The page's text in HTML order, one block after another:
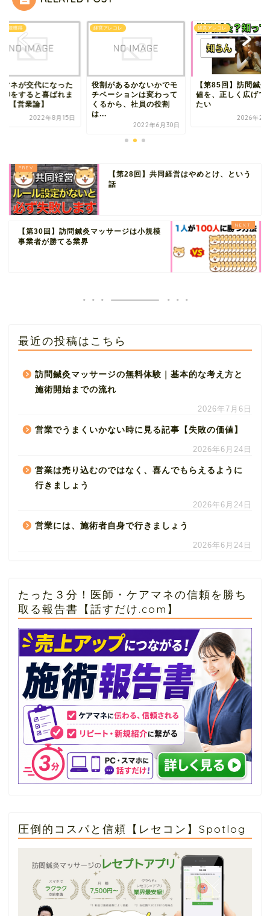
新規獲得
マネが交代になった
をすると喜ばれま
【営業論】
2022年8月15日
経営アレコレ
役割があるかないかでモ
チベーションは変わって
くるから、社員の役割
は...
2022年6月30日
経営アレコレ
【第85回】訪問鍼灸
値を、正しく広げて
たい
2026年2
【第28回】共同経営はやめとけ、という
話
【第30回】訪問鍼灸マッサージは小規模
事業者が勝てる業界
最近の投稿はこちら
訪問鍼灸マッサージの無料体験｜基本的な考え方と
施術開始までの流れ
2026年7月6日
営業でうまくいかない時に見る記事【失敗の価値】
2026年6月24日
営業は売り込むのではなく、喜んでもらえるように
行きましょう
2026年6月24日
営業には、施術者自身で行きましょう
2026年6月24日
たった３分！医師・ケアマネの信頼を勝ち
取る報告書【話すだけ.com】
圧倒的コスパと信頼【レセコン】Spotlog